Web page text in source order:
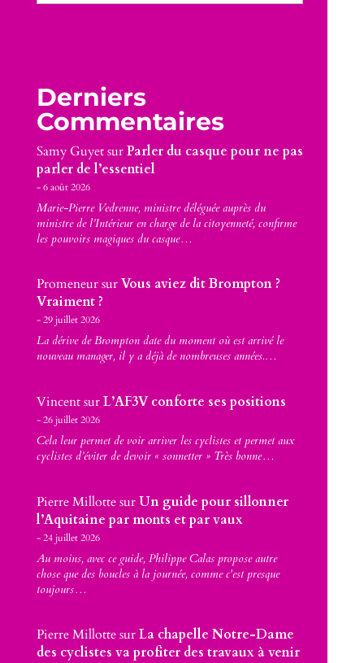
Derniers
Commentaires
Samy GuyetsurParler du casque pour ne pas
parler de l’essentiel
6 août 2026
Marie-Pierre Vedrenne, ministre déléguée auprès du
ministre de l’Intérieur en charge de la citoyenneté, confirme
les pouvoirs magiques du casque…
PromeneursurVous aviez dit Brompton ?
Vraiment ?
29 juillet 2026
La dérive de Brompton date du moment où est arrivé le
nouveau manager, il y a déjà de nombreuses années.…
VincentsurL’AF3V conforte ses positions
26 juillet 2026
Cela leur permet de voir arriver les cyclistes et permet aux
cyclistes d’éviter de devoir « sonnetter » Très bonne…
Pierre MillottesurUn guide pour sillonner
l’Aquitaine par monts et par vaux
24 juillet 2026
Au moins, avec ce guide, Philippe Calas propose autre
chose que des boucles à la journée, comme c'est presque
toujours…
Pierre MillottesurLa chapelle Notre-Dame
des cyclistes va profiter des travaux à venir